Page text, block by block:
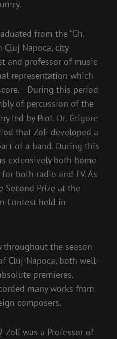
from the “Gh.
Cluj Napoca, city
and professor of music
representation which
During this period
of percussion of the
led by Prof. Dr. Grigore
that Zoli developed a
of a band. During this
extensively both home
both radio and TV. As
Second Prize at the
Contest held in
the season
Cluj-Napoca, both well-
premieres.
many works from
composers.
Zoli was a Professor of